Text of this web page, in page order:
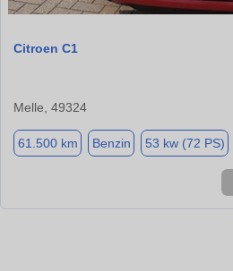
Citroen C1
Melle, 49324
61.500 km Benzin 53 kw (72 PS)